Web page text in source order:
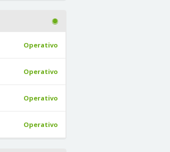
Operativo
Operativo
Operativo
Operativo